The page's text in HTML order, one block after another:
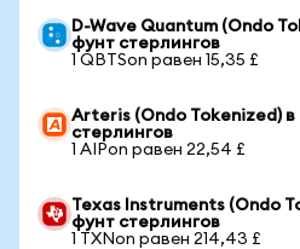
D-Wave Quantum (Ondo
фунт стерлингов
1 QBTSon равен 15,35 £
Arteris (Ondo Tokenized)
стерлингов
1 AIPon равен 22,54 £
Texas Instruments (Ondo
фунт стерлингов
1 TXNon равен 214,43 £